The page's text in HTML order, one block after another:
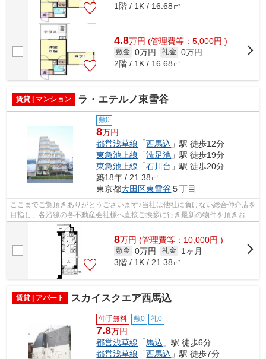
1階 / 1K / 16.68㎡
4.8万円 (管理費等：5,000円 )
敷金 0万円 礼金 0万円
2階 / 1K / 16.68㎡
賃貸 | マンション ラ・エテルノ東雪谷
敷0
8万円
都営浅草線 「西馬込 」駅 徒歩12分
東急池上線 「洗足池 」駅 徒歩19分
東急池上線 「石川台 」駅 徒歩20分
築18年 / 21.38㎡
東京都大田区東雪谷５丁目
ここまでご覧頂きありがとうございます♪当社は他社に負けない総合仲介店を
目指し、各沿線の各不動産会社様へ直接ご挨拶に行き最新の物件を頂きお客
様へ提供しております！最新の情報は...
8万円 (管理費等：10,000円 )
敷金 0万円 礼金
1ヶ月
3階 / 1K / 21.38㎡
賃貸 | アパート スカイスクエア西馬込
仲手無料 敷0 礼0
7.8万円
都営浅草線 「馬込 」駅 徒歩6分
都営浅草線 「西馬込 」駅 徒歩7分